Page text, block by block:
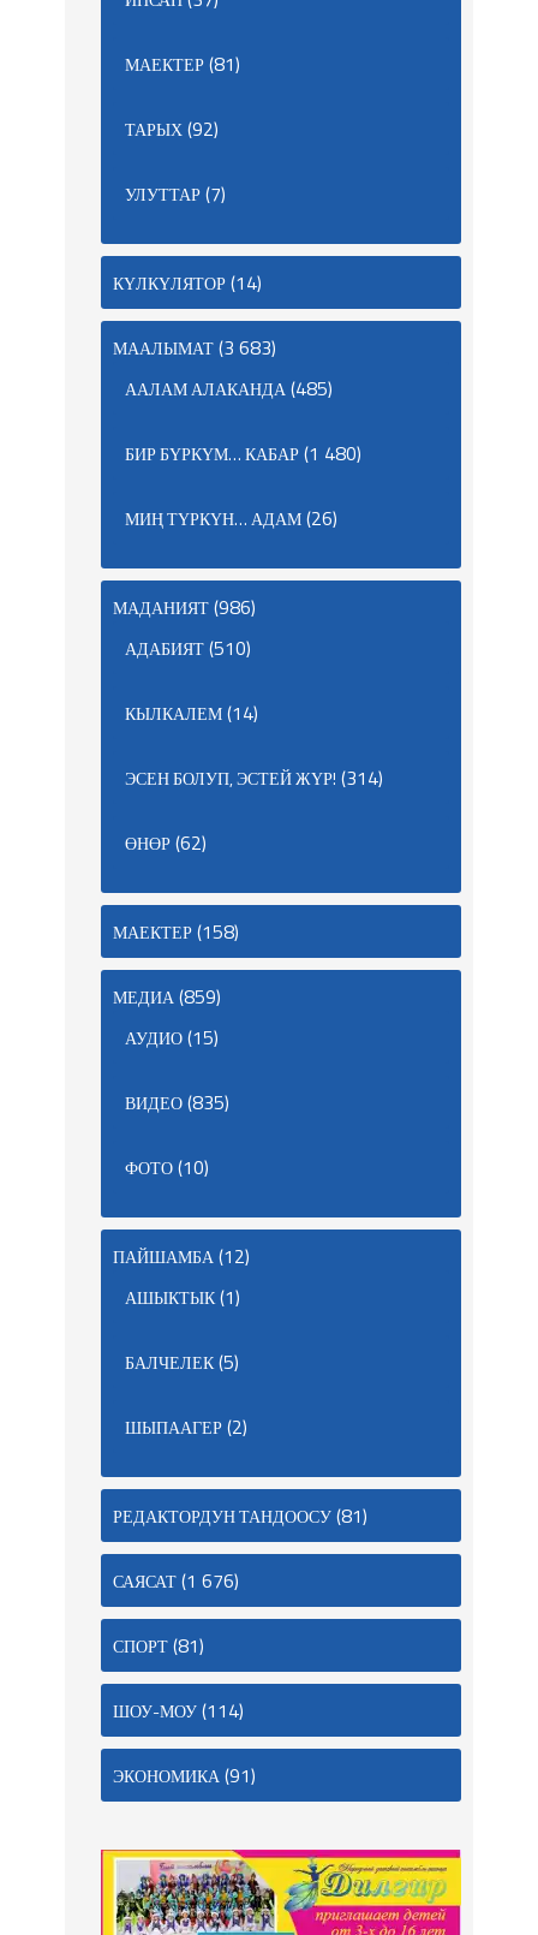
МАЕКТЕР(81)
ТАРЫХ(92)
УЛУТТАР(7)
КҮЛКҮЛЯТОР(14)
МААЛЫМАТ(3 683)
ААЛАМ АЛАКАНДА(485)
БИР БҮРКҮМ… КАБАР(1 480)
МИҢ ТҮРКҮН… АДАМ(26)
МАДАНИЯТ(986)
АДАБИЯТ(510)
КЫЛКАЛЕМ(14)
ЭСЕН БОЛУП, ЭСТЕЙ ЖҮР! (314)
ӨНӨР(62)
МАЕКТЕР(158)
МЕДИА(859)
АУДИО(15)
ВИДЕО(835)
ФОТО(10)
ПАЙШАМБА(12)
АШЫКТЫК(1)
БАЛЧЕЛЕК(5)
ШЫПААГЕР(2)
РЕДАКТОРДУН ТАНДООСУ(81)
САЯСАТ(1 676)
СПОРТ(81)
ШОУ-МОУ(114)
ЭКОНОМИКА(91)